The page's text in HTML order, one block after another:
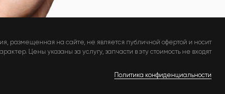
размещенная на сайте, не является публичной офертой и носит
Цены указаны за услугу, запчасти в эту стоимость не входят
Политика конфиденциальности